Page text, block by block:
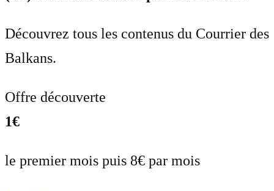
Découvrez tous les contenus du Courrier des
Balkans.
Offre découverte
1€
le premier mois puis 8€ par mois